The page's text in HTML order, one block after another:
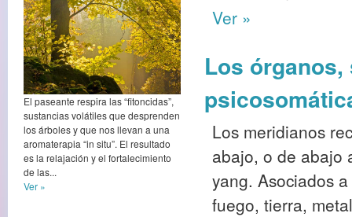
El paseante respira las “fitoncidas”,
sustancias volátiles que desprenden
los árboles y que nos llevan a una
aromaterapia “in situ”. El resultado
es la relajación y el fortalecimiento
de las...
Ver »
Ver »
Los
Los meridianos
abajo, o de abajo
yang. Asociados
fuego, tierra,